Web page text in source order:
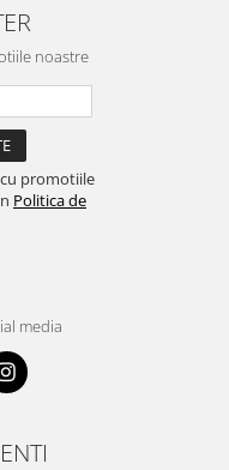
noastre
promotiile
Politica de
media